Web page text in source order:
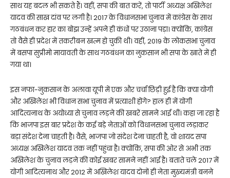
साथ यह बदल भी सकते हैं। वहीं, सपा की बात करें, तो पार्टी अध्यक्ष अखिलेश
यादव की साख दांव पर लगी है। 2017 के विधानसभा चुनाव में कांग्रेस के साथ
गठबंधन कर हार का बोझ उन्हें अपने ही कंधों पर उठाना पड़ा। क्योंकि, कांग्रेस
तो वैसे ही प्रदेश में तकरीबन खत्म हो चुकी थी। वहीं, 2019 के लोकसभा चुनाव
में बसपा सुप्रीमो मायावती के साथ गठबंधन का नुकसान भी सपा के खाते में ही
गया था।
इस नफा-नुकसान के अलावा यूपी में एक और चर्चा छिड़ी हुई है कि क्या योगी
और अखिलेश भी विधान सभा चुनाव में प्रत्याशी होंगे? हाल ही में योगी
आदित्यनाथ के अयोध्या से चुनाव लड़ने की खबरें सामने आई थीं। कहा जा रहा है
कि भाजपा इस बार प्रदेश के कई बड़े नेताओं को विधानसभा चुनाव लड़ाकर
बड़ा संदेश देना चाहती है। वैसे, भाजपा जो संदेश देना चाहती है, वो शायद सपा
अध्यक्ष अखिलेश यादव तक नहीं पहुंचा है। क्योंकि, सपा की ओर से अभी तक
अखिलेश के चुनाव लड़ने की कोई खबर सामने नहीं आई है। बताते चले 2017 में
योगी आदित्यनाथ और 2012 में अखिलेश यादव दोनों ही नेता मुख्यमंत्री बनने